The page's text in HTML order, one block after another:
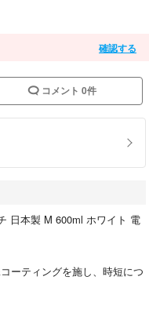
確認する
コメント 0件
日本製 M 600ml ホワイト 電
ーティングを施し、時短につ